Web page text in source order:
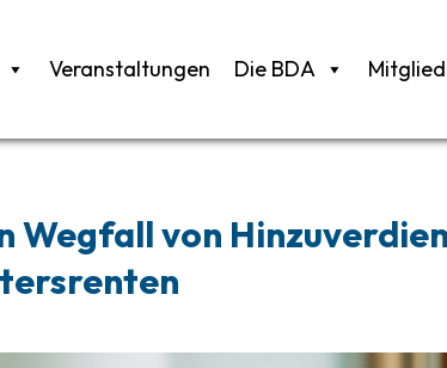
Veranstaltungen Die BDA
Wegfall von